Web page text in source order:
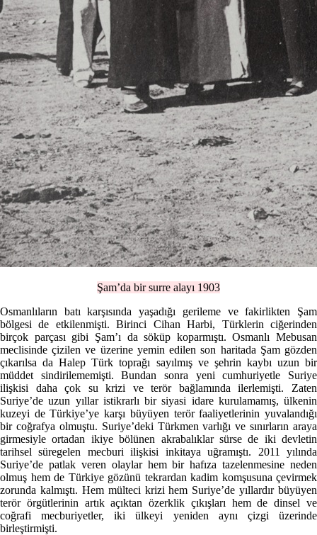
Şam’da bir surre alayı 1903
Osmanlıların batı karşısında yaşadığı gerileme ve fakirlikten Şam
bölgesi de etkilenmişti. Birinci Cihan Harbi, Türklerin ciğerinden
birçok parçası gibi Şam’ı da söküp koparmıştı. Osmanlı Mebusan
meclisinde çizilen ve üzerine yemin edilen son haritada Şam gözden
çıkarılsa da Halep Türk toprağı sayılmış ve şehrin kaybı uzun bir
müddet sindirilememişti. Bundan sonra yeni cumhuriyetle Suriye
ilişkisi daha çok su krizi ve terör bağlamında ilerlemişti. Zaten
Suriye’de uzun yıllar istikrarlı bir siyasi idare kurulamamış, ülkenin
kuzeyi de Türkiye’ye karşı büyüyen terör faaliyetlerinin yuvalandığı
bir coğrafya olmuştu. Suriye’deki Türkmen varlığı ve sınırların araya
girmesiyle ortadan ikiye bölünen akrabalıklar sürse de iki devletin
tarihsel süregelen mecburi ilişkisi inkitaya uğramıştı. 2011 yılında
Suriye’de patlak veren olaylar hem bir hafıza tazelenmesine neden
olmuş hem de Türkiye gözünü tekrardan kadim komşusuna çevirmek
zorunda kalmıştı. Hem mülteci krizi hem Suriye’de yıllardır büyüyen
terör örgütlerinin artık açıktan özerklik çıkışları hem de dinsel ve
coğrafi mecburiyetler, iki ülkeyi yeniden aynı çizgi üzerinde
birleştirmişti.